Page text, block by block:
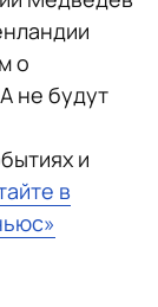
о
не будут
и
в